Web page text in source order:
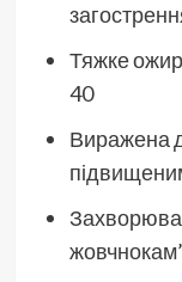
Тяжке
40
Виражена